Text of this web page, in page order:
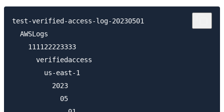
test-verified-access-log-20230501
  AWSLogs
    111122223333
      verifiedaccess
        us-east-1
          2023
            05